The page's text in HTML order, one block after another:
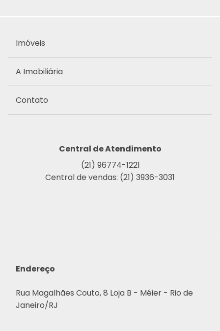
Imóveis
A Imobiliária
Contato
Central de Atendimento
(21) 96774-1221
Central de vendas: (21) 3936-3031
Endereço
Rua Magalhães Couto, 8 Loja B - Méier - Rio de
Janeiro/RJ